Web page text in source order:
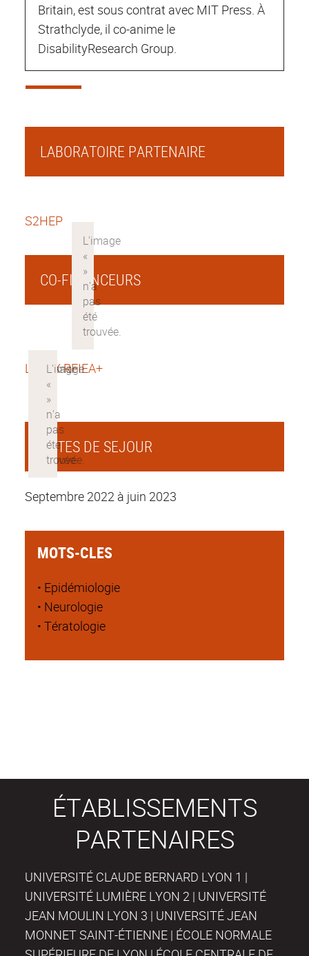
Britain, est sous contrat avec MIT Press. À
Strathclyde, il co-anime le
DisabilityResearch Group.
LABORATOIRE PARTENAIRE
S2HEP
CO-FINANCEURS
LABEX RFIEA+
DATES DE SEJOUR
Septembre 2022 à juin 2023
MOTS-CLES
• Epidémiologie
• Neurologie
• Tératologie
ÉTABLISSEMENTS
PARTENAIRES
UNIVERSITÉ CLAUDE BERNARD LYON 1 |
UNIVERSITÉ LUMIÈRE LYON 2 | UNIVERSITÉ
JEAN MOULIN LYON 3 | UNIVERSITÉ JEAN
MONNET SAINT-ÉTIENNE | ÉCOLE NORMALE